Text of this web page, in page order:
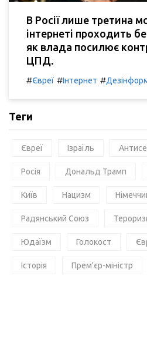
В Росії лише третина
інтернеті проходить
як влада посилює
ЦПД.
#Євреї #Інтернет #
Теги
Євреї Ізраїль
Росія Дональд Трамп
Київ Нацизм
Радянський Союз
Юдаїзм Голокост
Історія Прем'єр-міністр